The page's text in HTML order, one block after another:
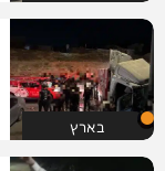
בארץ